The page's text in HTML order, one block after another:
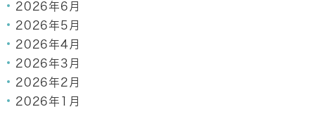
2026年6月
2026年5月
2026年4月
2026年3月
2026年2月
2026年1月